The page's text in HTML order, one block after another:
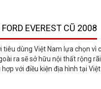
EVEREST CŨ 2008
dùng Việt Nam lựa chọn
ra sẽ sở hữu nội thất rộng
với điều kiện địa hình tại Việt